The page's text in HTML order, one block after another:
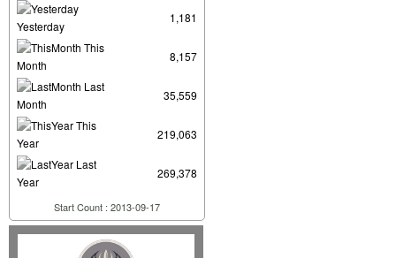
Yesterday
1,181
This
Month
8,157
Last
Month
35,559
This
Year
219,063
Last
Year
269,378
Start Count : 2013-09-17